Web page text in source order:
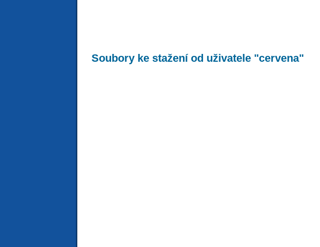
Soubory ke stažení od uživatele "cervena"